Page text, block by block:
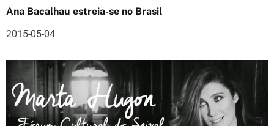
o
d
e
Ana Bacalhau estreia-se no Brasil
2015-05-04